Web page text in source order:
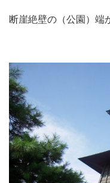
断崖絶壁の（公園）端